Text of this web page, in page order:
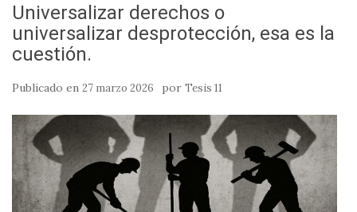
Universalizar derechos o
universalizar desprotección, esa es la
cuestión.
Publicado en 27 marzo 2026 por Tesis 11